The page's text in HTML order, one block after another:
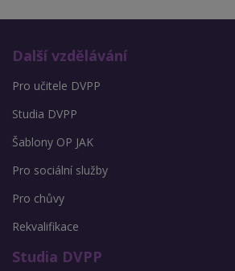
Další vzdělávání
Pro učitele DVPP
Studia DVPP
Šablony OP JAK
Pro sociální služby
Pro chůvy
Rekvalifikace
Studia DVPP